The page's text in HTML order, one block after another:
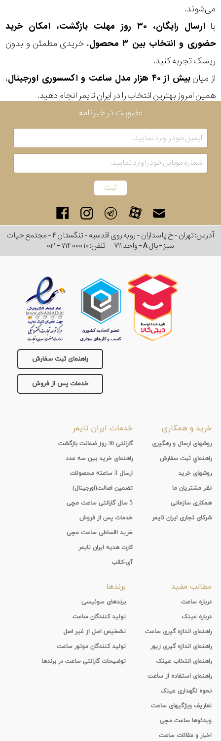
می‌شوند.
با
ارسال رایگان، ۳۰ روز مهلت بازگشت، امکان خرید
حضوری و انتخاب بین ۳ محصول
، خریدی مطمئن و بدون
ریسک تجربه کنید.
از میانبیش از ۴۰ هزار مدل ساعت و اکسسوری اورجینال
،
همین امروز بهترین انتخاب را در ایران تایمر انجام دهید.
عضویت در خبرنامه
آدرس: تهران - خ پاسداران - رو به روی اقدسیه - تنگستان ۴ - مجتمع حیات
سبز - بال A - واحد ۷۱۱
تلفن:۰۲۱ - ۷۱۴ ۰۰۰ ۱۰
راهنمای ثبت سفارش
خدمات پس از فروش
خرید و همکاری
روشهای ارسال و رهگیری
راهنماي ثبت سفارش
روشهای خرید
نظر مشتریان ما
همکاری سازمانی
شرکای تجاری ایران تایمر
خدمات ایران تایمر
گارانتی 30 روز ضمانت بازگشت
راهنمای خرید بین سه عدد
ارسال 3 ساعته محصولات
تضمین اصالت(اورجینال)
5 سال گارانتی ساعت مچی
خدمات پس از فروش
خرید اقساطی ساعت مچی
کارت هدیه ایران تایمر
آی-کلاب
مطالب مفید
درباره ساعت
درباره عینک
راهنمای اندازه گیری ساعت
راهنمای اندازه گیری زیور
راهنمای انتخاب عینک
راهنمای استفاده از ساعت
نحوه نگهداری عینک
تعاریف ویژگیهای ساعت
ویدئوها ساعت مچی
اخبار و مقالات ساعت
برندها
برندهای سوئیسی
تولید کنندگان ساعت
تشخیص اصل از غیر اصل
تولید کنندگان موتور ساعت
توضیحات گارانتی ساعت در برندها